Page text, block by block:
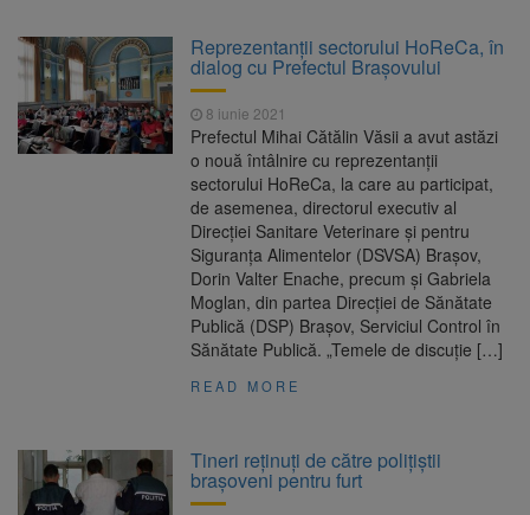
Reprezentanții sectorului HoReCa, în
dialog cu Prefectul Brașovului
8 iunie 2021
Prefectul Mihai Cătălin Văsii a avut astăzi
o nouă întâlnire cu reprezentanții
sectorului HoReCa, la care au participat,
de asemenea, directorul executiv al
Direcției Sanitare Veterinare și pentru
Siguranța Alimentelor (DSVSA) Brașov,
Dorin Valter Enache, precum și Gabriela
Moglan, din partea Direcției de Sănătate
Publică (DSP) Brașov, Serviciul Control în
Sănătate Publică. „Temele de discuție […]
READ MORE
Tineri reținuți de către polițiștii
brașoveni pentru furt